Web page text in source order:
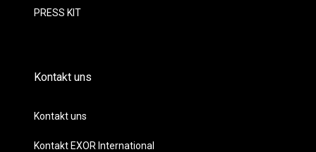
PRESS KIT
Kontakt uns
Kontakt uns
Kontakt EXOR International